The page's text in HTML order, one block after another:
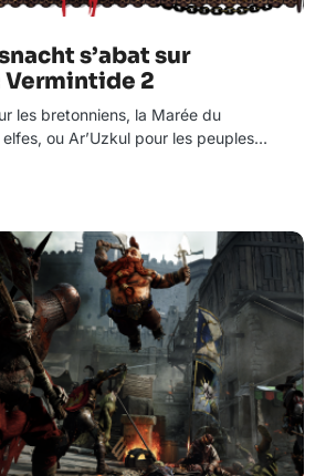
s’abat sur
Vermintide 2
les bretonniens, la Marée du
ou Ar’Uzkul pour les peuples…